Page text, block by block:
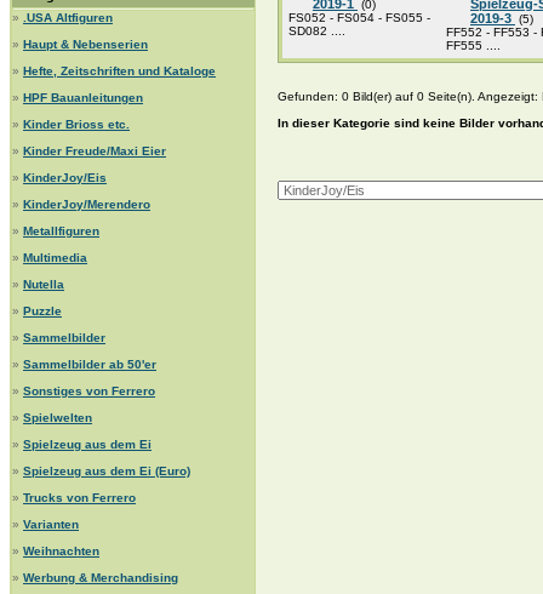
»
.USA Altfiguren
» Haupt & Nebenserien
» Hefte, Zeitschriften und Kataloge
» HPF Bauanleitungen
» Kinder Brioss etc.
» Kinder Freude/Maxi Eier
» KinderJoy/Eis
» KinderJoy/Merendero
» Metallfiguren
» Multimedia
» Nutella
» Puzzle
» Sammelbilder
» Sammelbilder ab 50'er
» Sonstiges von Ferrero
» Spielwelten
» Spielzeug aus dem Ei
» Spielzeug aus dem Ei (Euro)
» Trucks von Ferrero
» Varianten
» Weihnachten
» Werbung & Merchandising
2019-1 (0)
FS052 - FS054 - FS055 -
SD082 ....
Spielzeug-
2019-3 (5)
FF552 - FF553 -
FF555 ....
Gefunden: 0 Bild(er) auf 0 Seite(n). Angezeigt:
In dieser Kategorie sind keine Bilder